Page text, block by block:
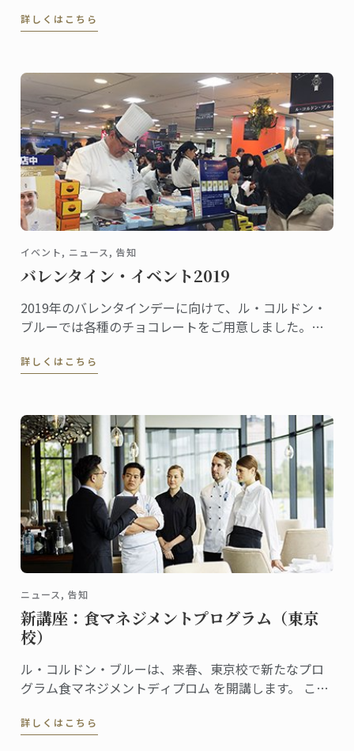
詳しくはこちら
イベント, ニュース, 告知
バレンタイン・イベント2019
2019年のバレンタインデーに向けて、ル・コルドン・
ブルーでは各種のチョコレートをご用意しました。こ
れ、東京校と神戸校のシェフ講師たちも応援に駆けつ
詳しくはこちら
ニュース, 告知
新講座：食マネジメントプログラム（東京
校）
ル・コルドン・ブルーは、来春、東京校で新たなプロ
グラム食マネジメントディプロム を開講します。 この
が、レストラン、製菓店、フードビジネスなどを開業
詳しくはこちら